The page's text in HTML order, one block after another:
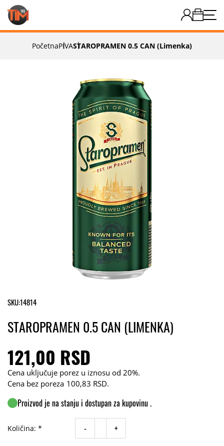
PočetnaPIVASTAROPRAMEN 0.5 CAN (limenka)
SKU:14814
STAROPRAMEN 0.5 CAN (LIMENKA)
121,00 RSD
Cena uključuje porez u iznosu od 20%.
Cena bez poreza 100,83 RSD.
Proizvod je na stanju i dostupan za kupovinu .
Količina: * - +